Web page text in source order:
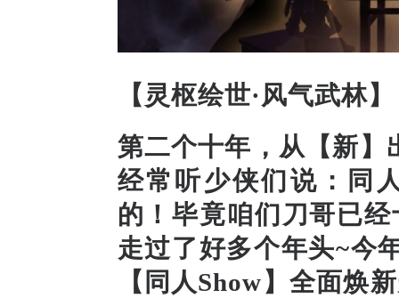
【 灵枢绘世·风气武林】
第二个十年，从【新】
经常听少侠们说：同
的！毕竟 咱们刀哥已经
走过了好多个年头~今
【同人Show】全面焕